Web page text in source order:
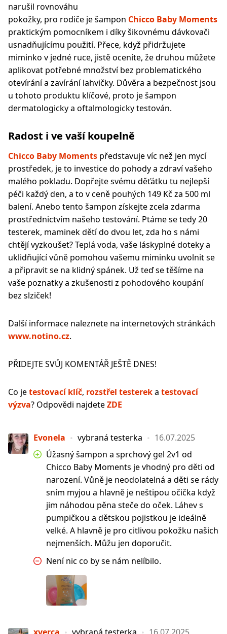
narušil rovnováhu
pokožky, pro rodiče je šampon Chicco Baby Moments
praktickým pomocníkem i díky šikovnému dávkovači
usnadňujícímu použití. Přece, když přidržujete
miminko v jedné ruce, jistě oceníte, že druhou můžete
aplikovat potřebné množství bez problematického
otevírání a zavírání lahvičky. Důvěra a bezpečnost jsou
u tohoto produktu klíčové, proto je šampon
dermatologicky a oftalmologicky testován.
Radost i ve vaší koupelně
Chicco Baby Moments představuje víc než jen mycí
prostředek, je to investice do pohody a zdraví vašeho
malého pokladu. Dopřejte svému děťátku tu nejlepší
péči každý den, a to v ceně pouhých 149 Kč za 500 ml
balení. Anebo tento šampon získejte zcela zdarma
prostřednictvím našeho testování. Ptáme se tedy 20
testerek, maminek dětí do dvou let, zda ho s námi
chtějí vyzkoušet? Teplá voda, vaše láskyplné doteky a
uklidňující vůně pomohou vašemu miminku uvolnit se
a připravit se na klidný spánek. Už teď se těšíme na
vaše poznatky a zkušenosti z pohodového koupání
bez slziček!
Další informace naleznete na internetových stránkách
www.notino.cz.
PŘIDEJTE SVŮJ KOMENTÁŘ JEŠTĚ DNES!
Co jetestovací klíč, rozstřel testereka testovací
výzva? Odpovědi najdeteZDE
Evonela vybraná testerka
16.07.2025
Úžasný šampon a sprchový gel 2v1 od
Chicco Baby Moments je vhodný pro děti od
narození. Vůně je neodolatelná a děti se rády
sním myjou a hlavně je neštipou očička když
jim náhodou pěna steče do oček. Láhev s
pumpičkou a dětskou pojistkou je ideálně
velké. A hlavně je pro citlivou pokožku našich
nejmenších. Můžu jen doporučit.
Není nic co by se nám nelíbilo.